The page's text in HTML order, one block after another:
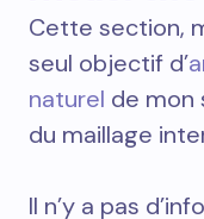
Cette section,
seul objectif d’
naturel de mon
du maillage
Il n’y a pas